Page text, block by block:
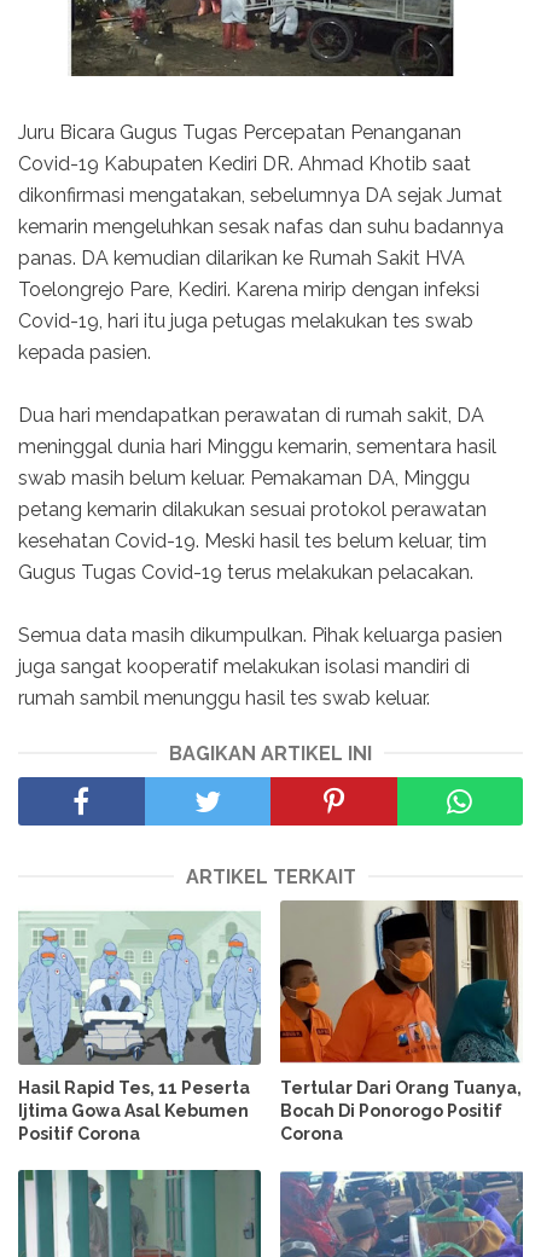
Juru Bicara Gugus Tugas Percepatan Penanganan
Covid-19 Kabupaten Kediri DR. Ahmad Khotib saat
dikonfirmasi mengatakan, sebelumnya DA sejak Jumat
kemarin mengeluhkan sesak nafas dan suhu badannya
panas. DA kemudian dilarikan ke Rumah Sakit HVA
Toelongrejo Pare, Kediri. Karena mirip dengan infeksi
Covid-19, hari itu juga petugas melakukan tes swab
kepada pasien.
Dua hari mendapatkan perawatan di rumah sakit, DA
meninggal dunia hari Minggu kemarin, sementara hasil
swab masih belum keluar. Pemakaman DA, Minggu
petang kemarin dilakukan sesuai protokol perawatan
kesehatan Covid-19. Meski hasil tes belum keluar, tim
Gugus Tugas Covid-19 terus melakukan pelacakan.
Semua data masih dikumpulkan. Pihak keluarga pasien
juga sangat kooperatif melakukan isolasi mandiri di
rumah sambil menunggu hasil tes swab keluar.
BAGIKAN ARTIKEL INI
ARTIKEL TERKAIT
Hasil Rapid Tes, 11 Peserta
Ijtima Gowa Asal Kebumen
Positif Corona
Tertular Dari Orang Tuanya,
Bocah Di Ponorogo Positif
Corona